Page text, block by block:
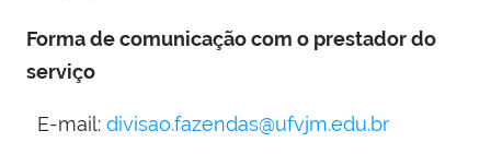
Forma de comunicação com o prestador do
serviço
E-mail: divisao.fazendas@ufvjm.edu.br